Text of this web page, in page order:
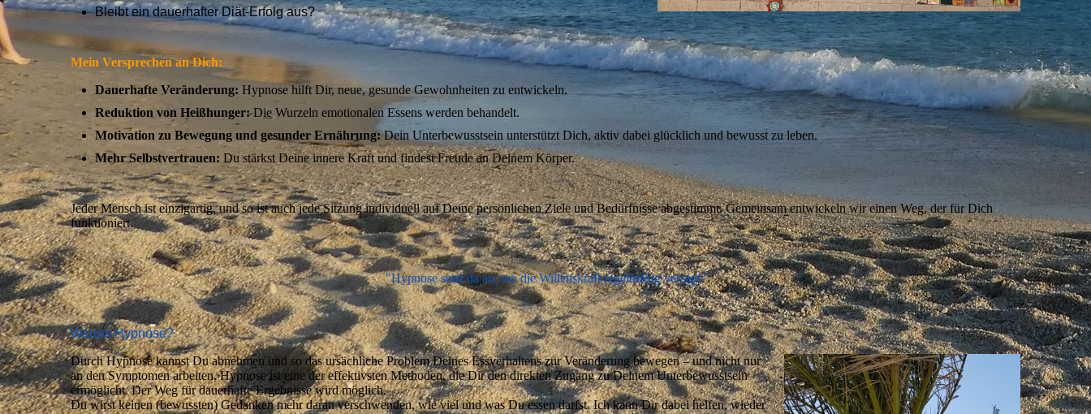
Bleibt ein dauerhafter Diät-Erfolg aus?
Mein Versprechen an Dich:
Dauerhafte Veränderung: Hypnose hilft Dir, neue, gesunde Gewohnheiten zu entwickeln.
Reduktion von Heißhunger:Die Wurzeln emotionalen Essens werden behandelt.
Motivation zu Bewegung und gesunder Ernährung:Dein Unterbewusstsein unterstützt Dich, aktiv dabei glücklich und bewusst zu leben.
Mehr Selbstvertrauen: Du stärkst Deine innere Kraft und findest Freude an Deinem Körper.
Jeder Mensch ist einzigartig, und so ist auch jede Sitzung individuell auf Deine persönlichen Ziele und Bedürfnisse abgestimmt. Gemeinsam entwickeln wir einen Weg, der für Dich
funktioniert.
"Hypnose setzt da an, wo die Willenskraft regelmäßig versagt"
Warum Hypnose?
Durch Hypnose kannst Du abnehmen und so das ursächliche Problem Deines Essverhaltens zur Veränderung bewegen – und nicht nur
an den Symptomen arbeiten. Hypnose ist eine der effektivsten Methoden, die Dir den direkten Zugang zu Deinem Unterbewusstsein
ermöglicht. Der Weg für dauerhafte Ergebnisse wird möglich.
Du wirst keinen (bewussten) Gedanken mehr daran verschwenden, wie viel und was Du essen darfst. Ich kann Dir dabei helfen, wieder